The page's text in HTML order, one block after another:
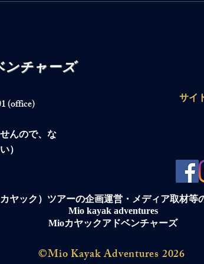
チャーズ
(office)
んので、な
）
サイ
ヤック）ツアーの企画運営・メディア取材等
Mio kayak adventures
Mioカヤックアドベンチャーズ
©Mio Kayak Adventures 2026